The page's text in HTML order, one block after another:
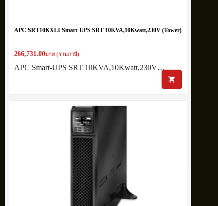
APC SRT10KXLI Smart-UPS SRT 10KVA,10Kwatt,230V (Tower)
266,731.00บาท (รวมภาษี)
APC Smart-UPS SRT 10KVA,10Kwatt,230V…